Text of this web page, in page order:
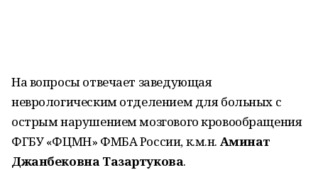
На вопросы отвечает заведующая
неврологическим отделением для больных с
острым нарушением мозгового кровообращения
ФГБУ «ФЦМН» ФМБА России, к.м.н. Аминат
Джанбековна Тазартукова.